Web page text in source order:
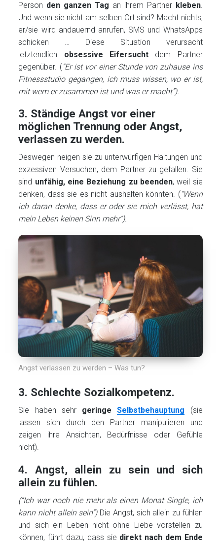
Person den ganzen Tag an ihrem Partner kleben.
Und wenn sie nicht am selben Ort sind? Macht nichts,
er/sie wird andauernd anrufen, SMS und WhatsApps
schicken … Diese Situation verursacht
letztendlich obsessive Eifersucht dem Partner
gegenüber. (“Er ist vor einer Stunde von zuhause ins
Fitnessstudio gegangen, ich muss wissen, wo er ist,
mit wem er zusammen ist und was er macht”).
3. Ständige Angst vor einer
möglichen Trennung oder Angst,
verlassen zu werden.
Deswegen neigen sie zu unterwürfigen Haltungen und
exzessiven Versuchen, dem Partner zu gefallen. Sie
sind unfähig, eine Beziehung zu beenden, weil sie
denken, dass sie es nicht aushalten könnten. ( “Wenn
ich daran denke, dass er oder sie mich verlässt, hat
mein Leben keinen Sinn mehr”).
Angst verlassen zu werden – Was tun?
3. Schlechte Sozialkompetenz.
Sie haben sehr geringeSelbstbehauptung
(sie
lassen sich durch den Partner manipulieren und
zeigen ihre Ansichten, Bedürfnisse oder Gefühle
nicht).
4. Angst, allein zu sein und sich
allein zu fühlen.
(“Ich war noch nie mehr als einen Monat Single, ich
kann nicht allein sein”) Die Angst, sich allein zu fühlen
und sich ein Leben nicht ohne Liebe vorstellen zu
können, führt dazu, dass sie direkt nach dem Ende